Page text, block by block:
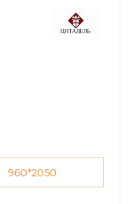
960*2050